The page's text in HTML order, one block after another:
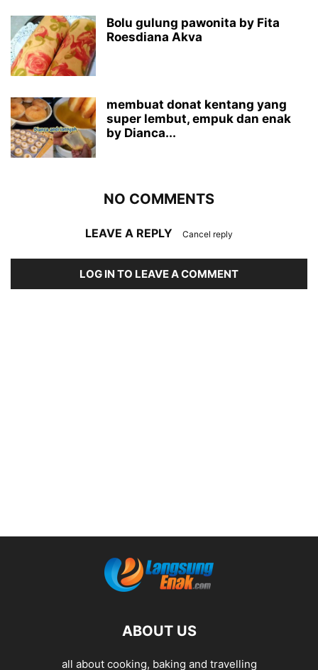
Bolu gulung pawonita by Fita
Roesdiana Akva
membuat donat kentang yang
super lembut, empuk dan enak
by Dianca...
NO COMMENTS
LEAVE A REPLY Cancel reply
LOG IN TO LEAVE A COMMENT
ABOUT US
all about cooking, baking and travelling